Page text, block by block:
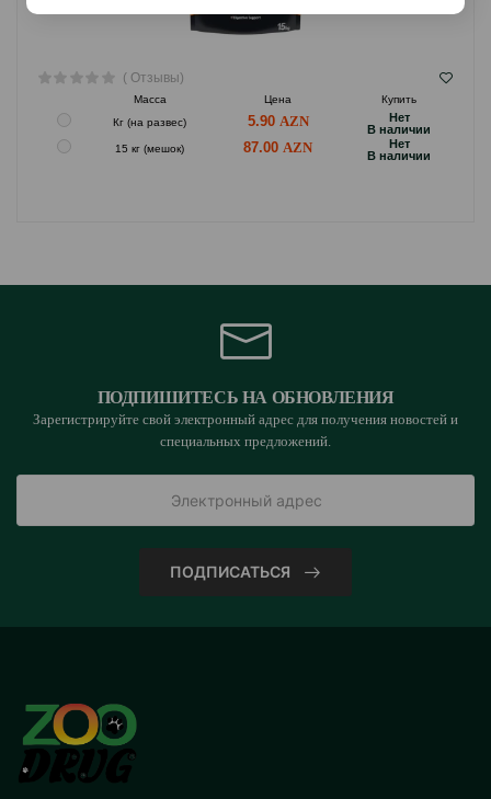
( Отзывы)
Масса Цена
Купить
Кг (на развес)
5.90
Hет
B наличии
15 кг (мешок) 87.00
Hет
B наличии
ПОДПИШИТЕСЬ НА ОБНОВЛЕНИЯ
Зарегистрируйте свой электронный адрес для получения новостей и
специальных предложений.
ПОДПИСАТЬСЯ